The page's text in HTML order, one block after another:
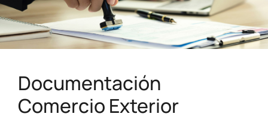
Documentación
Comercio Exterior